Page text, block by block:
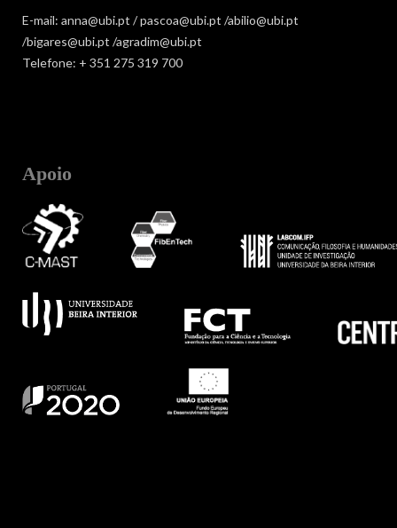
E-mail: anna@ubi.pt / pascoa@ubi.pt /abilio@ubi.pt
/bigares@ubi.pt /agradim@ubi.pt
Telefone: + 351 275 319 700
Apoio